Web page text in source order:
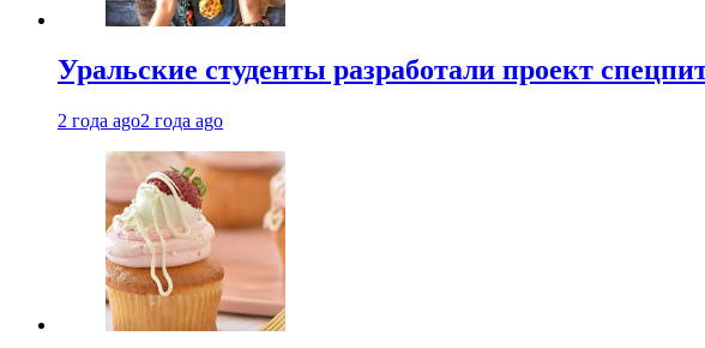
Уральские студенты разработали проект
2 года ago2 года ago